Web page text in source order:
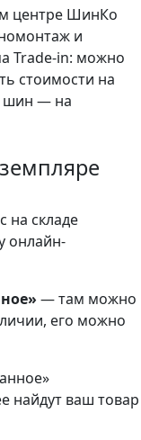
центре ШинКо
и
Trade-in: можно
стоимости на
шин — на
на складе
онлайн-
— там можно
его можно
найдут ваш товар